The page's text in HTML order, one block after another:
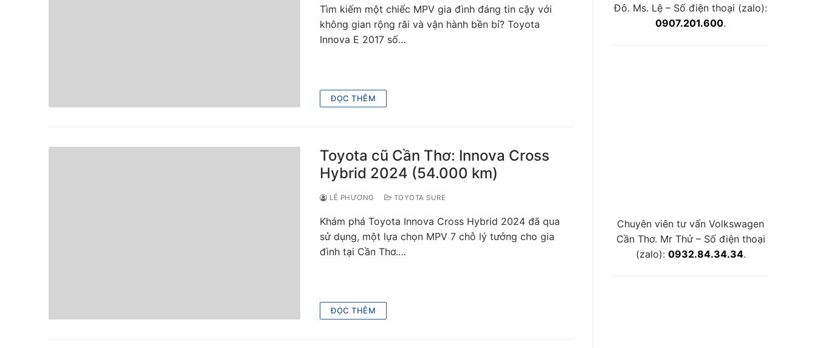
Tìm kiếm một chiếc MPV gia đình đáng tin cậy với
không gian rộng rãi và vận hành bền bỉ? Toyota
Innova E 2017 số…
ĐỌC THÊM
Toyota cũ Cần Thơ: Innova Cross
Hybrid 2024 (54.000 km)
LÊ PHƯƠNG TOYOTA SURE
Khám phá Toyota Innova Cross Hybrid 2024 đã qua
sử dụng, một lựa chọn MPV 7 chỗ lý tưởng cho gia
đình tại Cần Thơ.…
ĐỌC THÊM
Đô. Ms. Lệ – Số điện thoại (zalo):
0907.201.600.
Chuyên viên tư vấn Volkswagen
Cần Thơ. Mr Thử – Số điện thoại
(zalo): 0932.84.34.34.